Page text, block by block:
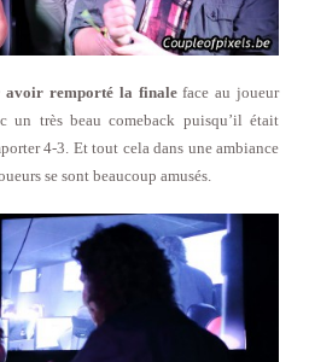
avoir remporté la finaleface au joueur
un très beau comeback puisqu’il était
4-3. Et tout cela dans une ambiance
se sont beaucoup amusés.